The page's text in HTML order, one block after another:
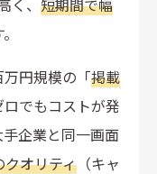
、 短期間で幅
円規模の「掲載
でもコストが発
企業と同一画面
オリティ （キャ